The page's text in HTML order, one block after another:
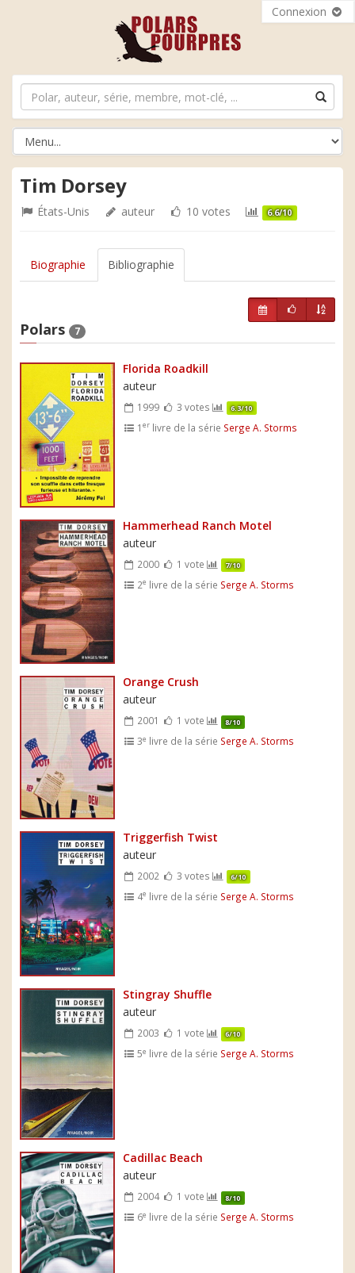
Connexion
Tim Dorsey
États-Unis auteur 10 votes 6.6/10
Biographie Bibliographie
Polars 7
Florida Roadkill
auteur
1999 3 votes 6.3/10
1er livre de la série Serge A. Storms
Hammerhead Ranch Motel
auteur
2000 1 vote 7/10
2e livre de la série Serge A. Storms
Orange Crush
auteur
2001 1 vote 8/10
3e livre de la série Serge A. Storms
Triggerfish Twist
auteur
2002 3 votes 6/10
4e livre de la série Serge A. Storms
Stingray Shuffle
auteur
2003 1 vote 6/10
5e livre de la série Serge A. Storms
Cadillac Beach
auteur
2004 1 vote 8/10
6e livre de la série Serge A. Storms